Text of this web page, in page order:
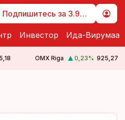
Подпишитесь за 3.99 €
Инвестор Ида-Вирумаа
OMX Riga 0,23% 925,27